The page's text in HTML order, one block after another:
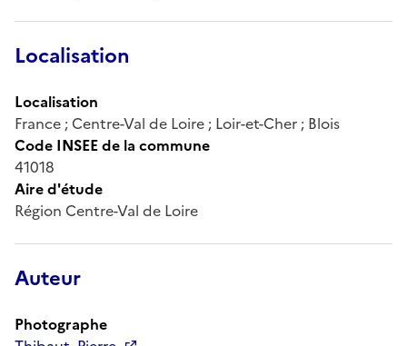
Localisation
Localisation
France ; Centre-Val de Loire ; Loir-et-Cher ; Blois
Code INSEE de la commune
41018
Aire d'étude
Région Centre-Val de Loire
Auteur
Photographe